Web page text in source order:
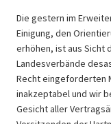
Die gestern im
Einigung, den
erhöhen, ist aus Sicht
Landesverbände
Recht eingeforderten
inakzeptabel und wir
Gesicht aller